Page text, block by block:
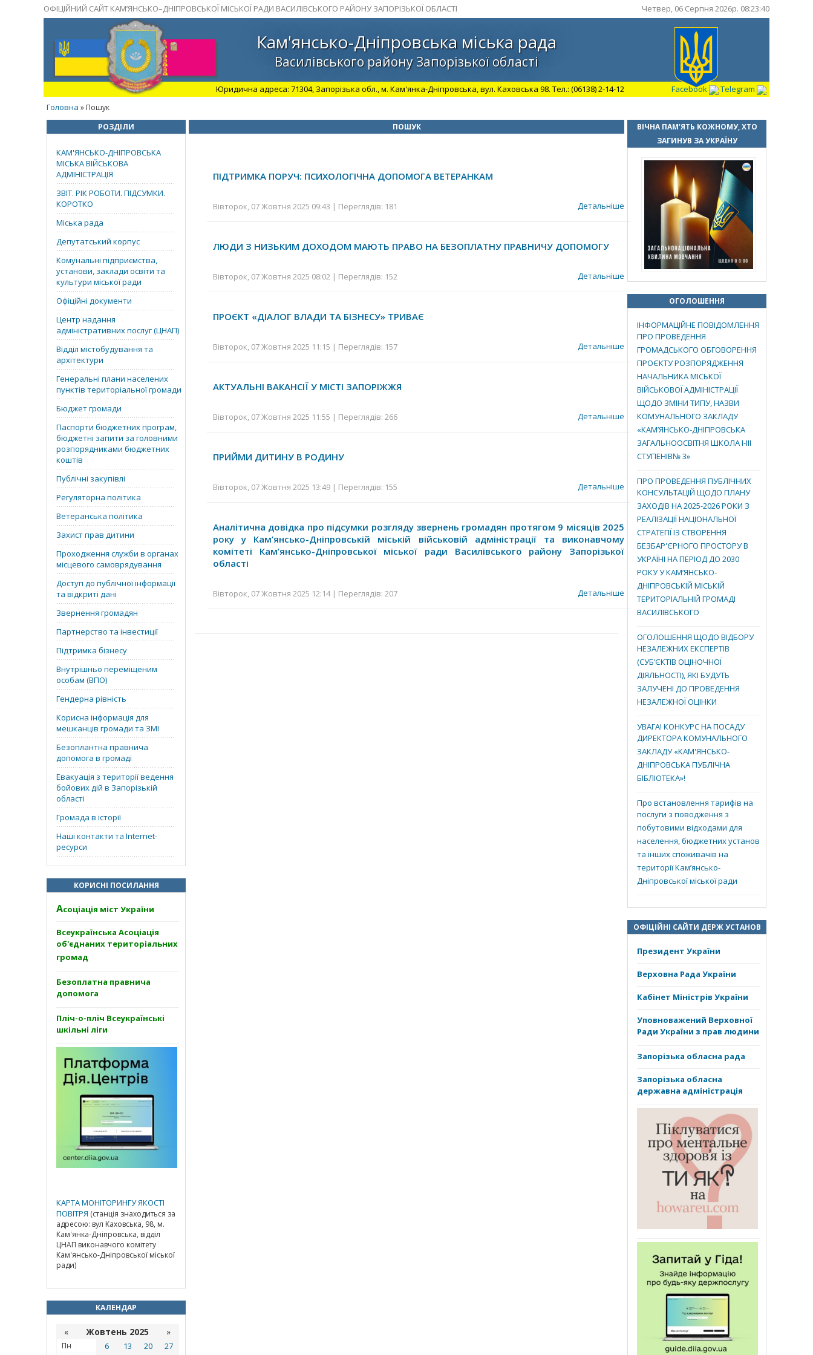
ОФІЦІЙНИЙ САЙТ КАМ’ЯНСЬКО–ДНІПРОВСЬКОЇ МІСЬКОЇ РАДИ ВАСИЛІВСЬКОГО РАЙОНУ ЗАПОРІЗЬКОЇ ОБЛАСТІ Четвер, 06 Серпня 2026р. 08:23:41
Кам'янсько-Дніпровська міська рада
Василівського району Запорізької області
Юридична адреса: 71304, Запорізька обл., м. Кам'янка-Дніпровська, вул. Каховська 98. Тел.: (06138) 2-14-12 Facebook
Telegram
Головна » Пошук
РОЗДІЛИ
КАМ'ЯНСЬКО-ДНІПРОВСЬКА
МІСЬКА ВІЙСЬКОВА
АДМІНІСТРАЦІЯ
ЗВІТ. РІК РОБОТИ. ПІДСУМКИ.
КОРОТКО
Міська рада
Депутатський корпус
Комунальні підприємства,
установи, заклади освіти та
культури міської ради
Офіційні документи
Центр надання
адміністративних послуг (ЦНАП)
Відділ містобудування та
архітектури
Генеральні плани населених
пунктів територіальної громади
Бюджет громади
Паспорти бюджетних програм,
бюджетні запити за головними
розпорядниками бюджетних
коштів
Публічні закупівлі
Регуляторна політика
Ветеранська політика
Захист прав дитини
Проходження служби в органах
місцевого самоврядування
Доступ до публічної інформації
та відкриті дані
Звернення громадян
Партнерство та інвестиції
Підтримка бізнесу
Внутрішньо переміщеним
особам (ВПО)
Гендерна рівність
Корисна інформація для
мешканців громади та ЗМІ
Безоплантна правнича
допомога в громаді
Евакуація з території ведення
бойових дій в Запорізькій
області
Громада в історії
Наші контакти та Internet-
ресурси
КОРИСНІ ПОСИЛАННЯ
Асоціація міст України
Всеукраїнська Асоціація
об'єднаних територіальних
громад
Безоплатна правнича
допомога
Пліч-о-пліч Всеукраїнські
шкільні ліги
КАРТА МОНІТОРИНГУ ЯКОСТІ
ПОВІТРЯ (станція знаходиться за
адресою: вул Каховська, 98, м.
Кам'янка-Дніпровська, відділ
ЦНАП виконавчого комітету
Кам'янсько-Дніпровської міської
ради)
КАЛЕНДАР
« Жовтень 2025 »
Пн 6 13 20 27
ПОШУК
ПІДТРИМКА ПОРУЧ: ПСИХОЛОГІЧНА ДОПОМОГА ВЕТЕРАНКАМ
Вівторок, 07 Жовтня 2025 09:43 | Переглядів: 181 Детальніше
ЛЮДИ З НИЗЬКИМ ДОХОДОМ МАЮТЬ ПРАВО НА БЕЗОПЛАТНУ ПРАВНИЧУ ДОПОМОГУ
Вівторок, 07 Жовтня 2025 08:02 | Переглядів: 152 Детальніше
ПРОЄКТ «ДІАЛОГ ВЛАДИ ТА БІЗНЕСУ» ТРИВАЄ
Вівторок, 07 Жовтня 2025 11:15 | Переглядів: 157 Детальніше
АКТУАЛЬНІ ВАКАНСІЇ У МІСТІ ЗАПОРІЖЖЯ
Вівторок, 07 Жовтня 2025 11:55 | Переглядів: 266 Детальніше
ПРИЙМИ ДИТИНУ В РОДИНУ
Вівторок, 07 Жовтня 2025 13:49 | Переглядів: 155 Детальніше
Аналітична довідка про підсумки розгляду звернень громадян протягом 9 місяців 2025
року у Кам’янсько-Дніпровській міській військовій адміністрації та виконавчому
комітеті Кам’янсько-Дніпровської міської ради Василівського району Запорізької
області
Вівторок, 07 Жовтня 2025 12:14 | Переглядів: 207 Детальніше
ВІЧНА ПАМ’ЯТЬ КОЖНОМУ, ХТО
ЗАГИНУВ ЗА УКРАЇНУ
ОГОЛОШЕННЯ
ІНФОРМАЦІЙНЕ ПОВІДОМЛЕННЯ
ПРО ПРОВЕДЕННЯ
ГРОМАДСЬКОГО ОБГОВОРЕННЯ
ПРОЄКТУ РОЗПОРЯДЖЕННЯ
НАЧАЛЬНИКА МІСЬКОЇ
ВІЙСЬКОВОЇ АДМІНІСТРАЦІЇ
ЩОДО ЗМІНИ ТИПУ, НАЗВИ
КОМУНАЛЬНОГО ЗАКЛАДУ
«КАМ’ЯНСЬКО-ДНІПРОВСЬКА
ЗАГАЛЬНООСВІТНЯ ШКОЛА І-ІІІ
СТУПЕНІВ№ 3»
ПРО ПРОВЕДЕННЯ ПУБЛІЧНИХ
КОНСУЛЬТАЦІЙ ЩОДО ПЛАНУ
ЗАХОДІВ НА 2025-2026 РОКИ З
РЕАЛІЗАЦІЇ НАЦІОНАЛЬНОЇ
СТРАТЕГІЇ ІЗ СТВОРЕННЯ
БЕЗБАР'ЄРНОГО ПРОСТОРУ В
УКРАЇНІ НА ПЕРІОД ДО 2030
РОКУ У КАМ’ЯНСЬКО-
ДНІПРОВСЬКІЙ МІСЬКІЙ
ТЕРИТОРІАЛЬНІЙ ГРОМАДІ
ВАСИЛІВСЬКОГО
ОГОЛОШЕННЯ ЩОДО ВІДБОРУ
НЕЗАЛЕЖНИХ ЕКСПЕРТІВ
(СУБ’ЄКТІВ ОЦІНОЧНОЇ
ДІЯЛЬНОСТІ), ЯКІ БУДУТЬ
ЗАЛУЧЕНІ ДО ПРОВЕДЕННЯ
НЕЗАЛЕЖНОЇ ОЦІНКИ
УВАГА! КОНКУРС НА ПОСАДУ
ДИРЕКТОРА КОМУНАЛЬНОГО
ЗАКЛАДУ «КАМ'ЯНСЬКО-
ДНІПРОВСЬКА ПУБЛІЧНА
БІБЛІОТЕКА»!
Про встановлення тарифів на
послуги з поводження з
побутовими відходами для
населення, бюджетних установ
та інших споживачів на
території Кам’янсько-
Дніпровської міської ради
ОФІЦІЙНІ САЙТИ ДЕРЖ УСТАНОВ
Президент України
Верховна Рада України
Кабінет Міністрів України
Уповноважений Верховної
Ради України з прав людини
Запорізька обласна рада
Запорізька обласна
державна адміністрація